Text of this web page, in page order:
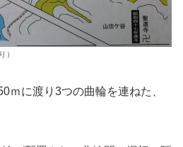
）
ｍに渡り3つの曲輪を連ねた、